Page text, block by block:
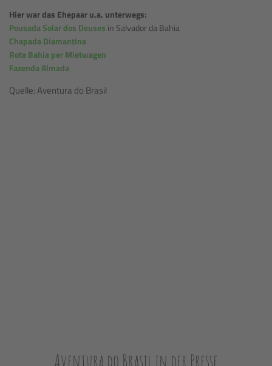
Hier war das Ehepaar u.a. unterwegs:
Pousada Solar dos Deuses in Salvador da Bahia
Chapada Diamantina
Rota Bahia per Mietwagen
Fazenda Almada
Quelle: Aventura do Brasil
Aventura do Brasil in der Presse